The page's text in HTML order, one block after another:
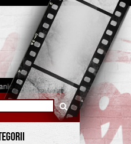
„Chcesz wpływać na warunki